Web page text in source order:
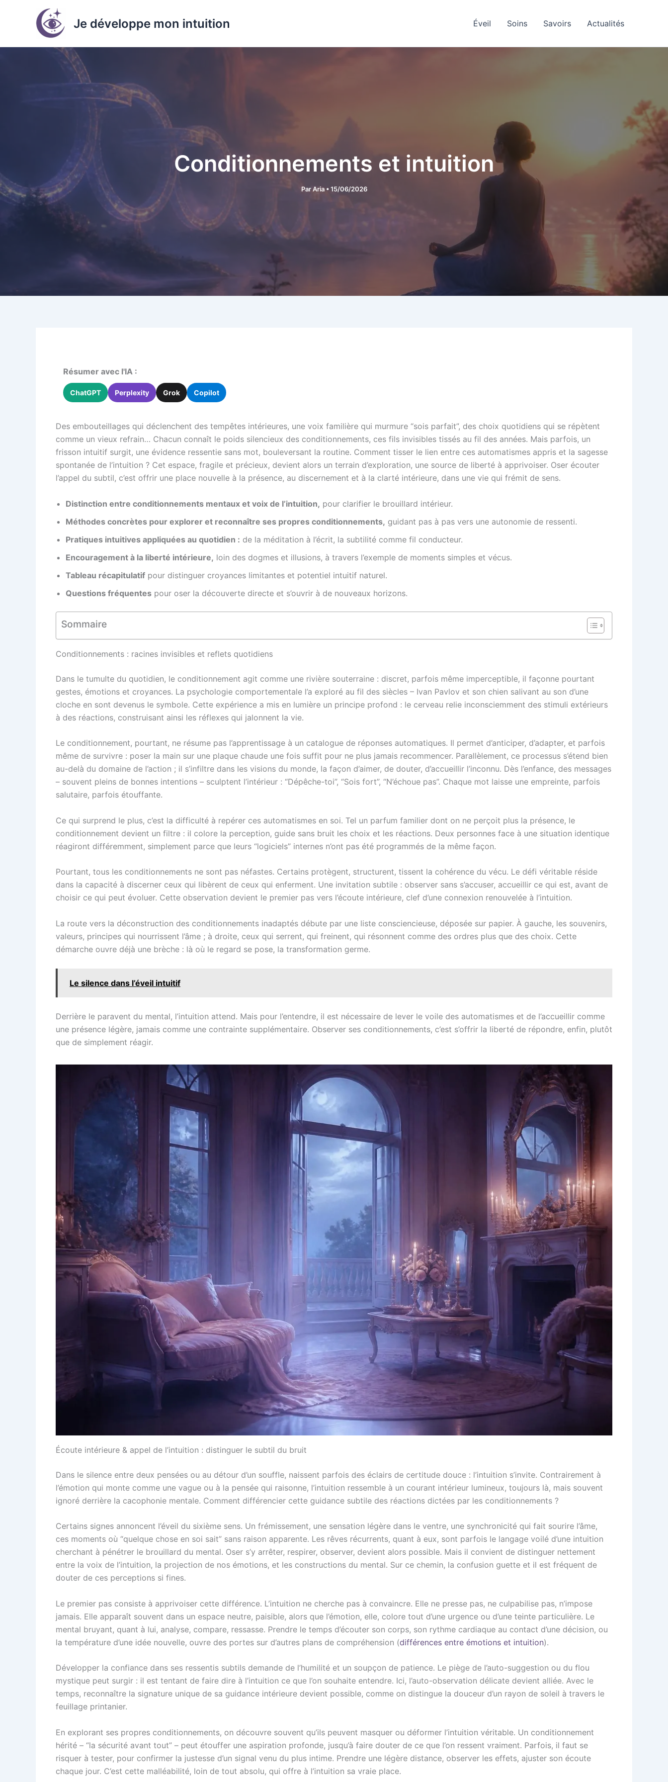
Je développe mon intuition Éveil Soins Savoirs Actualités
Conditionnements et intuition
ParAria •15/06/2026
Résumer avec l'IA :
ChatGPT Perplexity Grok Copilot
Des embouteillages qui déclenchent des tempêtes intérieures, une voix familière qui murmure “sois parfait”, des choix quotidiens qui se répètent
comme un vieux refrain… Chacun connaît le poids silencieux des conditionnements, ces fils invisibles tissés au fil des années. Mais parfois, un
frisson intuitif surgit, une évidence ressentie sans mot, bouleversant la routine. Comment tisser le lien entre ces automatismes appris et la sagesse
spontanée de l’intuition ? Cet espace, fragile et précieux, devient alors un terrain d’exploration, une source de liberté à apprivoiser. Oser écouter
l’appel du subtil, c’est offrir une place nouvelle à la présence, au discernement et à la clarté intérieure, dans une vie qui frémit de sens.
Distinction entre conditionnements mentaux et voix de l’intuition, pour clarifier le brouillard intérieur.
Méthodes concrètes pour explorer et reconnaître ses propres conditionnements, guidant pas à pas vers une autonomie de ressenti.
Pratiques intuitives appliquées au quotidien : de la méditation à l’écrit, la subtilité comme fil conducteur.
Encouragement à la liberté intérieure, loin des dogmes et illusions, à travers l’exemple de moments simples et vécus.
Tableau récapitulatif pour distinguer croyances limitantes et potentiel intuitif naturel.
Questions fréquentes pour oser la découverte directe et s’ouvrir à de nouveaux horizons.
Sommaire
Conditionnements : racines invisibles et reflets quotidiens
Dans le tumulte du quotidien, le conditionnement agit comme une rivière souterraine : discret, parfois même imperceptible, il façonne pourtant
gestes, émotions et croyances. La psychologie comportementale l’a exploré au fil des siècles – Ivan Pavlov et son chien salivant au son d’une
cloche en sont devenus le symbole. Cette expérience a mis en lumière un principe profond : le cerveau relie inconsciemment des stimuli extérieurs
à des réactions, construisant ainsi les réflexes qui jalonnent la vie.
Le conditionnement, pourtant, ne résume pas l’apprentissage à un catalogue de réponses automatiques. Il permet d’anticiper, d’adapter, et parfois
même de survivre : poser la main sur une plaque chaude une fois suffit pour ne plus jamais recommencer. Parallèlement, ce processus s’étend bien
au-delà du domaine de l’action ; il s’infiltre dans les visions du monde, la façon d’aimer, de douter, d’accueillir l’inconnu. Dès l’enfance, des messages
– souvent pleins de bonnes intentions – sculptent l’intérieur : “Dépêche-toi”, “Sois fort”, “N’échoue pas”. Chaque mot laisse une empreinte, parfois
salutaire, parfois étouffante.
Ce qui surprend le plus, c’est la difficulté à repérer ces automatismes en soi. Tel un parfum familier dont on ne perçoit plus la présence, le
conditionnement devient un filtre : il colore la perception, guide sans bruit les choix et les réactions. Deux personnes face à une situation identique
réagiront différemment, simplement parce que leurs “logiciels” internes n’ont pas été programmés de la même façon.
Pourtant, tous les conditionnements ne sont pas néfastes. Certains protègent, structurent, tissent la cohérence du vécu. Le défi véritable réside
dans la capacité à discerner ceux qui libèrent de ceux qui enferment. Une invitation subtile : observer sans s’accuser, accueillir ce qui est, avant de
choisir ce qui peut évoluer. Cette observation devient le premier pas vers l’écoute intérieure, clef d’une connexion renouvelée à l’intuition.
La route vers la déconstruction des conditionnements inadaptés débute par une liste consciencieuse, déposée sur papier. À gauche, les souvenirs,
valeurs, principes qui nourrissent l’âme ; à droite, ceux qui serrent, qui freinent, qui résonnent comme des ordres plus que des choix. Cette
démarche ouvre déjà une brèche : là où le regard se pose, la transformation germe.
Le silence dans l’éveil intuitif
Derrière le paravent du mental, l’intuition attend. Mais pour l’entendre, il est nécessaire de lever le voile des automatismes et de l’accueillir comme
une présence légère, jamais comme une contrainte supplémentaire. Observer ses conditionnements, c’est s’offrir la liberté de répondre, enfin, plutôt
que de simplement réagir.
Écoute intérieure & appel de l’intuition : distinguer le subtil du bruit
Dans le silence entre deux pensées ou au détour d’un souffle, naissent parfois des éclairs de certitude douce : l’intuition s’invite. Contrairement à
l’émotion qui monte comme une vague ou à la pensée qui raisonne, l’intuition ressemble à un courant intérieur lumineux, toujours là, mais souvent
ignoré derrière la cacophonie mentale. Comment différencier cette guidance subtile des réactions dictées par les conditionnements ?
Certains signes annoncent l’éveil du sixième sens. Un frémissement, une sensation légère dans le ventre, une synchronicité qui fait sourire l’âme,
ces moments où “quelque chose en soi sait” sans raison apparente. Les rêves récurrents, quant à eux, sont parfois le langage voilé d’une intuition
cherchant à pénétrer le brouillard du mental. Oser s’y arrêter, respirer, observer, devient alors possible. Mais il convient de distinguer nettement
entre la voix de l’intuition, la projection de nos émotions, et les constructions du mental. Sur ce chemin, la confusion guette et il est fréquent de
douter de ces perceptions si fines.
Le premier pas consiste à apprivoiser cette différence. L’intuition ne cherche pas à convaincre. Elle ne presse pas, ne culpabilise pas, n’impose
jamais. Elle apparaît souvent dans un espace neutre, paisible, alors que l’émotion, elle, colore tout d’une urgence ou d’une teinte particulière. Le
mental bruyant, quant à lui, analyse, compare, ressasse. Prendre le temps d’écouter son corps, son rythme cardiaque au contact d’une décision, ou
la température d’une idée nouvelle, ouvre des portes sur d’autres plans de compréhension (différences entre émotions et intuition).
Développer la confiance dans ses ressentis subtils demande de l’humilité et un soupçon de patience. Le piège de l’auto-suggestion ou du flou
mystique peut surgir : il est tentant de faire dire à l’intuition ce que l’on souhaite entendre. Ici, l’auto-observation délicate devient alliée. Avec le
temps, reconnaître la signature unique de sa guidance intérieure devient possible, comme on distingue la douceur d’un rayon de soleil à travers le
feuillage printanier.
En explorant ses propres conditionnements, on découvre souvent qu’ils peuvent masquer ou déformer l’intuition véritable. Un conditionnement
hérité – “la sécurité avant tout” – peut étouffer une aspiration profonde, jusqu’à faire douter de ce que l’on ressent vraiment. Parfois, il faut se
risquer à tester, pour confirmer la justesse d’un signal venu du plus intime. Prendre une légère distance, observer les effets, ajuster son écoute
chaque jour. C’est cette malléabilité, loin de tout absolu, qui offre à l’intuition sa vraie place.